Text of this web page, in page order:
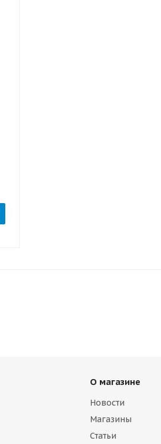
О магазине
Новости
Магазины
Статьи